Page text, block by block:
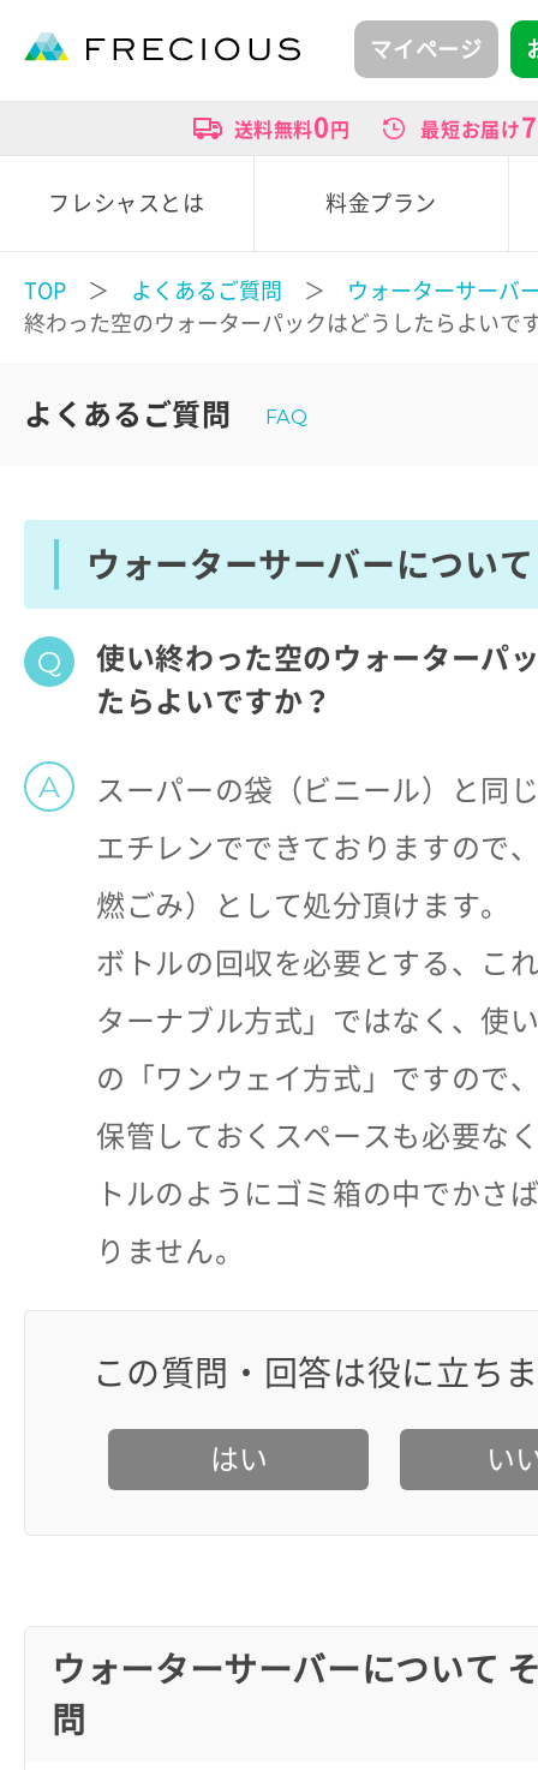
マイページ
送料無料0 円 最短お届け7
フレシャスとは 料金プラン
TOP ＞ よくあるご質問 ＞
ウォーターサーバ
終わった空のウォーターパックはどうしたらよいで
よくあるご質問 FAQ
ウォーターサーバーについて
使い終わった空のウォーターパ
たらよいですか？
スーパーの袋（ビニール）と同
エチレンでできておりますので
燃ごみ）として処分頂けます。
ボトルの回収を必要とする、こ
ターナブル方式」ではなく、使
の「ワンウェイ方式」ですので
保管しておくスペースも必要な
トルのようにゴミ箱の中でかさ
りません。
この質問・回答は役に立ち
はい い
ウォーターサーバーについて
問